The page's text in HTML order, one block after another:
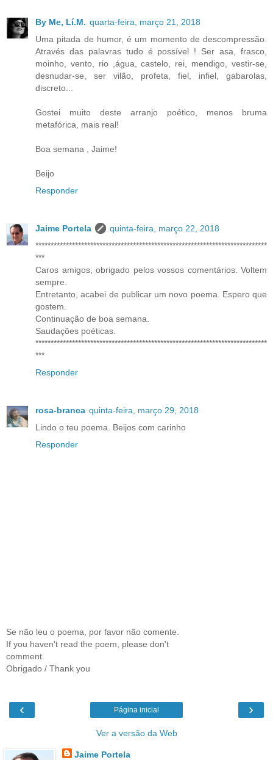
By Me, Lí.M. quarta-feira, março 21, 2018
Uma pitada de humor, é um momento de descompressão.
Através das palavras tudo é possível ! Ser asa, frasco,
moinho, vento, rio ,água, castelo, rei, mendigo, vestir-se,
desnudar-se, ser vilão, profeta, fiel, infiel, gabarolas,
discreto...
Gostei muito deste arranjo poético, menos bruma
metafórica, mais real!
Boa semana , Jaime!
Beijo
Responder
Jaime Portela
quinta-feira, março 22, 2018
****************************************************************************
***
Caros amigos, obrigado pelos vossos comentários. Voltem
sempre.
Entretanto, acabei de publicar um novo poema. Espero que
gostem.
Continuação de boa semana.
Saudações poéticas.
****************************************************************************
***
Responder
rosa-branca quinta-feira, março 29, 2018
Lindo o teu poema. Beijos com carinho
Responder
Se não leu o poema, por favor não comente.
If you haven't read the poem, please don't
comment.
Obrigado / Thank you
‹ ›
Página inicial
Ver a versão da Web
Jaime Portela